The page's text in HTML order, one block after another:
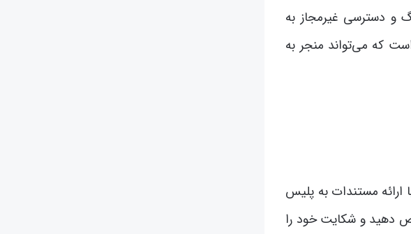
و دسترسی غیرمجاز به
که می‌تواند منجر به
ارائه مستندات به پلیس
دهید و شکایت خود را